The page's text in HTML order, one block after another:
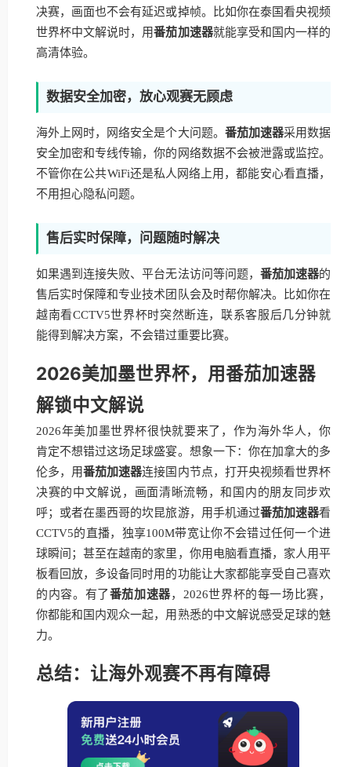
决赛，画面也不会有延迟或掉帧。比如你在泰国看央视频
世界杯中文解说时，用番茄加速器就能享受和国内一样的
高清体验。
数据安全加密，放心观赛无顾虑
海外上网时，网络安全是个大问题。 番茄加速器采用数据
安全加密和专线传输，你的网络数据不会被泄露或监控。
不管你在公共WiFi还是私人网络上用，都能安心看直播，
不用担心隐私问题。
售后实时保障，问题随时解决
如果遇到连接失败、平台无法访问等问题， 番茄加速器的
售后实时保障和专业技术团队会及时帮你解决。比如你在
越南看CCTV5世界杯时突然断连，联系客服后几分钟就
能得到解决方案，不会错过重要比赛。
2026美加墨世界杯，用番茄加速器
解锁中文解说
2026年美加墨世界杯很快就要来了，作为海外华人，你
肯定不想错过这场足球盛宴。想象一下：你在加拿大的多
伦多，用番茄加速器连接国内节点，打开央视频看世界杯
决赛的中文解说，画面清晰流畅，和国内的朋友同步欢
呼；或者在墨西哥的坎昆旅游，用手机通过番茄加速器看
CCTV5的直播，独享100M带宽让你不会错过任何一个进
球瞬间；甚至在越南的家里，你用电脑看直播，家人用平
板看回放，多设备同时用的功能让大家都能享受自己喜欢
的内容。有了番茄加速器，2026世界杯的每一场比赛，
你都能和国内观众一起，用熟悉的中文解说感受足球的魅
力。
总结：让海外观赛不再有障碍